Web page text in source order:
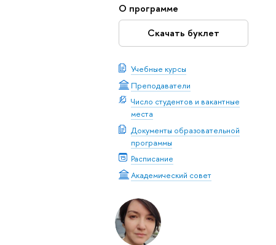
О программе
Скачать буклет
Учебные курсы
Преподаватели
Число студентов и вакантные
места
Документы образовательной
программы
Расписание
Академический совет